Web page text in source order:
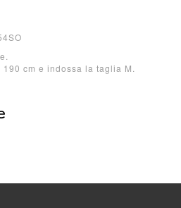
cm e indossa la taglia M.